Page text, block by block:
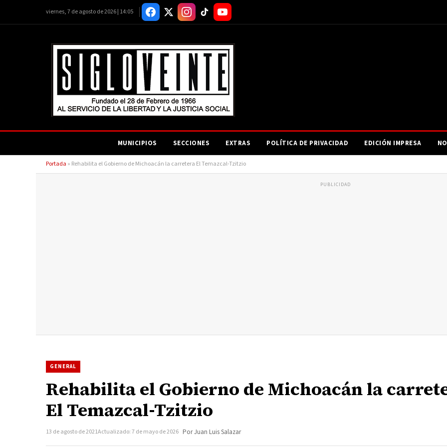
viernes, 7 de agosto de 2026 | 14:05
MUNICIPIOS SECCIONES EXTRAS POLÍTICA DE PRIVACIDAD EDICIÓN IMPRESA
Portada » Rehabilita el Gobierno de Michoacán la carretera El Temazcal-Tzitzio
PUBLICIDAD
GENERAL
Rehabilita el Gobierno de Michoacán la
El Temazcal-Tzitzio
13 de agosto de 2021Actualizado: 7 de mayo de 2026 Por Juan Luis Salazar